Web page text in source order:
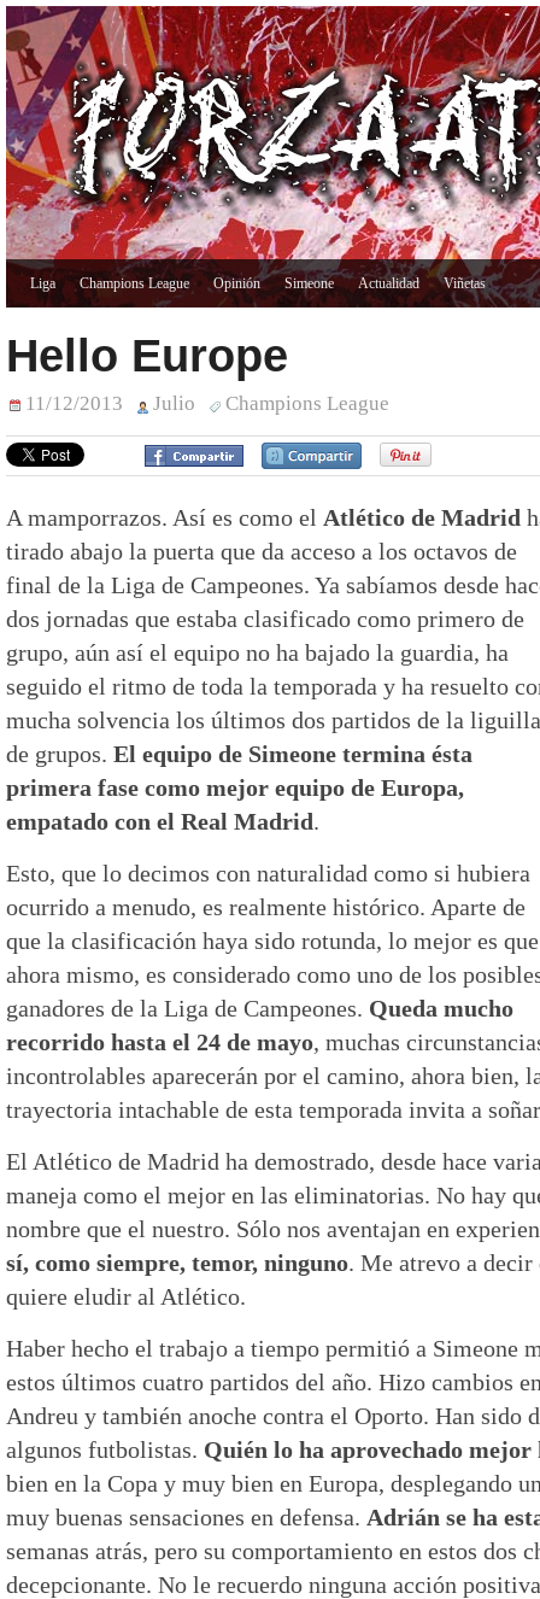
Liga Champions League Opinión Simeone Actualidad Viñetas
Hello Europe
11/12/2013 Julio Champions League
A mamporrazos. Así es como el Atlético de Madrid
tirado abajo la puerta que da acceso a los octavos de
final de la Liga de Campeones. Ya sabíamos desde
dos jornadas que estaba clasificado como primero de
grupo, aún así el equipo no ha bajado la guardia, ha
seguido el ritmo de toda la temporada y ha resuelto
mucha solvencia los últimos dos partidos de la liguilla
de grupos. El equipo de Simeone termina ésta
primera fase como mejor equipo de Europa,
empatado con el Real Madrid.
Esto, que lo decimos con naturalidad como si hubiera
ocurrido a menudo, es realmente histórico. Aparte de
que la clasificación haya sido rotunda, lo mejor es que
ahora mismo, es considerado como uno de los
ganadores de la Liga de Campeones. Queda mucho
recorrido hasta el 24 de mayo, muchas
incontrolables aparecerán por el camino, ahora bien,
trayectoria intachable de esta temporada invita a
El Atlético de Madrid ha demostrado, desde hace
maneja como el mejor en las eliminatorias. No hay
nombre que el nuestro. Sólo nos aventajan en
sí, como siempre, temor, ninguno. Me atrevo a
quiere eludir al Atlético.
Haber hecho el trabajo a tiempo permitió a Simeone
estos últimos cuatro partidos del año. Hizo cambios
Andreu y también anoche contra el Oporto. Han sido
algunos futbolistas. Quién lo ha aprovechado
bien en la Copa y muy bien en Europa, desplegando
muy buenas sensaciones en defensa. Adrián se ha
semanas atrás, pero su comportamiento en estos dos
decepcionante. No le recuerdo ninguna acción